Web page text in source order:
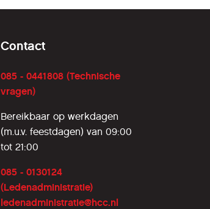
Contact
085 - 0441808 (Technische
vragen)
Bereikbaar op werkdagen
(m.u.v. feestdagen) van 09:00
tot 21:00
085 - 0130124
(Ledenadministratie)
ledenadministratie@hcc.nl